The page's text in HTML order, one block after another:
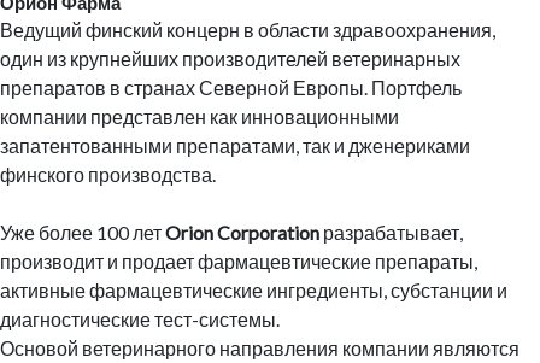
Ведущий финский концерн в области здравоохранения,
один из крупнейших производителей ветеринарных
препаратов в странах Северной Европы. Портфель
компании представлен как инновационными
запатентованными препаратами, так и дженериками
финского производства.
Уже более 100 летOrion Corporation разрабатывает,
производит и продает фармацевтические препараты,
активные фармацевтические ингредиенты, субстанции и
диагностические тест-системы.
Основой ветеринарного направления компании являются